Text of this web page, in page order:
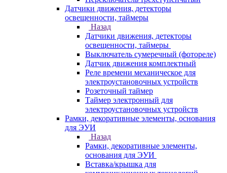
Датчики движения, детекторы
освещенности, таймеры
Назад
Датчики движения, детекторы
освещенности, таймеры
Выключатель сумеречный (фотореле)
Датчик движения комплектный
Реле времени механическое для
электроустановочных устройств
Розеточный таймер
Таймер электронный для
электроустановочных устройств
Рамки, декоративные элементы, основания
для ЭУИ
Назад
Рамки, декоративные элементы,
основания для ЭУИ
Вставка/крышка для